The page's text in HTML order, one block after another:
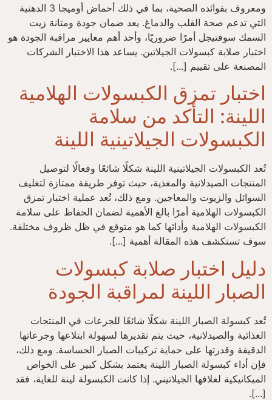
ومعروف بفوائده الصحية، بما في ذلك أحماض أوميجا 3 الدهنية
التي تدعم صحة القلب والدماغ. يعد ضمان جودة ومتانة زيت
السمك سوفتيجل أمرًا ضروريًا، وأحد أهم معايير مراقبة الجودة هو
اختبار صلابة كبسولات الجيلاتين. يساعد هذا الاختبار الشركات
المصنعة على تقييم [...].
اختبار تمزق الكبسولات الهلامية
اللينة: التأكد من سلامة
الكبسولات الجيلاتينية اللينة
تُعد الكبسولات الجيلاتينية اللينة شكلًا شائعًا وفعالًا لتوصيل
المنتجات الصيدلانية والمغذية، حيث توفر طريقة ممتازة لتغليف
السوائل والزيوت والمعاجين. ومع ذلك، تُعد عملية اختبار تمزق
الكبسولات الهلامية أمرًا بالغ الأهمية لضمان الحفاظ على سلامة
الكبسولات الهلامية وأدائها كما هو متوقع في ظل ظروف مختلفة.
سوف تستكشف هذه المقالة أهمية [...].
دليل اختبار صلابة كبسولات
الصبار اللينة لمراقبة الجودة
تُعد كبسولة الصبار اللينة شكلًا شائعًا للجرعات في المنتجات
الغذائية والصيدلانية، حيث يتم تقديرها لسهولة ابتلاعها وجرعاتها
الدقيقة وقدرتها على حماية تركيبات الصبار الحساسة. ومع ذلك،
فإن أداء كبسولة الصبار اللينة يعتمد بشكل كبير على الخواص
الميكانيكية لغلافها الجيلاتيني. إذا كانت الكبسولة لينة للغاية، فقد
[...].